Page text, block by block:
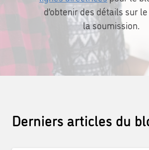
d’obtenir des détails sur
la soumission.
Derniers articles du